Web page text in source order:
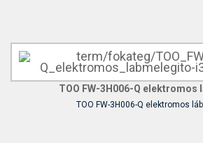
TOO FW-3H006-Q elektromos
TOO FW-3H006-Q elektromos